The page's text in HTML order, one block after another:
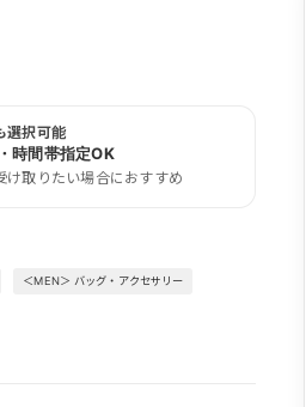
選択可能
時間帯指定OK
け取りたい場合におすすめ
＜MEN＞ バッグ・アクセサリー